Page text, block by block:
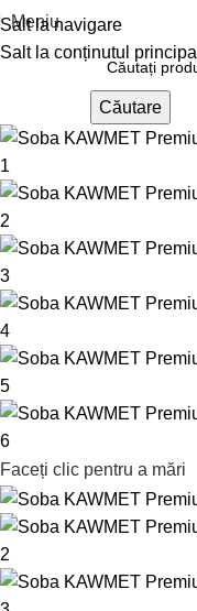
Salt la navigare
Salt la conținutul principal
Meniu
Căutare
Faceți clic pentru a mări